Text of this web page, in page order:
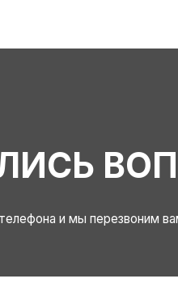
и мы перезвоним